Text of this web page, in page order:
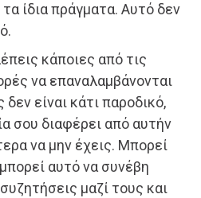
ίδια πράγματα. Αυτό δεν
κάποιες από τις
να επαναλαμβάνονται
είναι κάτι παροδικό,
σου διαφέρει από αυτήν
να μην έχεις. Μπορεί
αυτό να συνέβη
μαζί τους και